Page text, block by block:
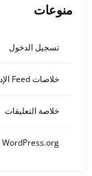
منوعات
تسجيل الدخول
خلاصات Feed الإدخالات
خلاصة التعليقات
WordPress.org